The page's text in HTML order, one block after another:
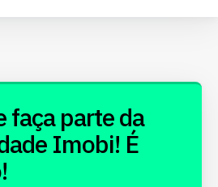
faça parte da
Imobi! É